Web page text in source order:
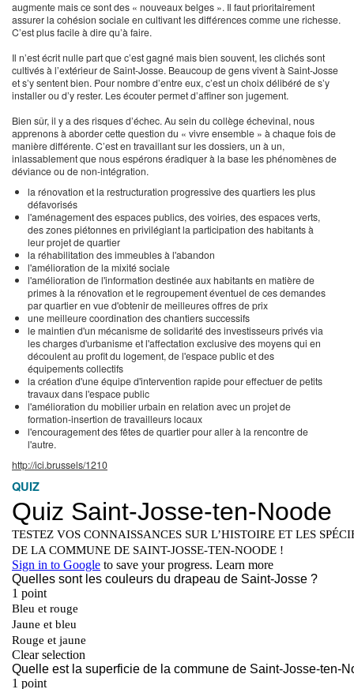
augmente mais ce sont des « nouveaux belges ». Il faut prioritairement
assurer la cohésion sociale en cultivant les différences comme une richesse.
C’est plus facile à dire qu’à faire.
Il n’est écrit nulle part que c’est gagné mais bien souvent, les clichés sont
cultivés à l’extérieur de Saint-Josse. Beaucoup de gens vivent à Saint-Josse
et s’y sentent bien. Pour nombre d’entre eux, c’est un choix délibéré de s’y
installer ou d’y rester. Les écouter permet d’affiner son jugement.
Bien sûr, il y a des risques d’échec. Au sein du collège échevinal, nous
apprenons à aborder cette question du « vivre ensemble » à chaque fois de
manière différente. C’est en travaillant sur les dossiers, un à un,
inlassablement que nous espérons éradiquer à la base les phénomènes de
déviance ou de non-intégration.
la rénovation et la restructuration progressive des quartiers les plus
défavorisés
l'aménagement des espaces publics, des voiries, des espaces verts,
des zones piétonnes en privilégiant la participation des habitants à
leur projet de quartier
la réhabilitation des immeubles à l'abandon
l'amélioration de la mixité sociale
l'amélioration de l'information destinée aux habitants en matière de
primes à la rénovation et le regroupement éventuel de ces demandes
par quartier en vue d'obtenir de meilleures offres de prix
une meilleure coordination des chantiers successifs
le maintien d'un mécanisme de solidarité des investisseurs privés via
les charges d'urbanisme et l'affectation exclusive des moyens qui en
découlent au profit du logement, de l'espace public et des
équipements collectifs
la création d'une équipe d'intervention rapide pour effectuer de petits
travaux dans l'espace public
l'amélioration du mobilier urbain en relation avec un projet de
formation-insertion de travailleurs locaux
l'encouragement des fêtes de quartier pour aller à la rencontre de
l'autre.
http://ici.brussels/1210
QUIZ